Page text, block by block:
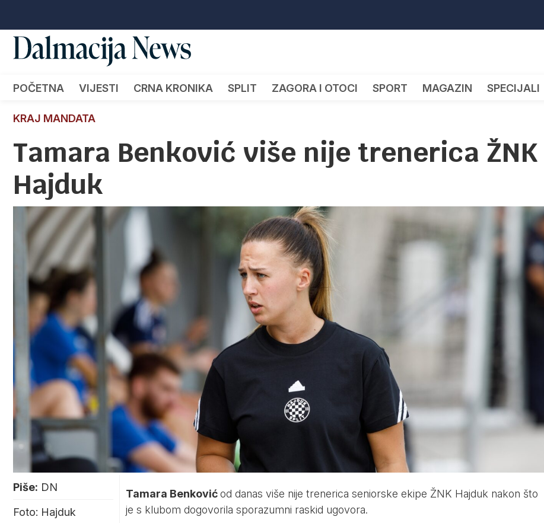
POČETNA VIJESTI CRNA KRONIKA SPLIT ZAGORA I OTOCI SPORT MAGAZIN SPECIJALI
KRAJ MANDATA
Tamara Benković više nije trenerica ŽNK
Hajduk
Piše: DN
Foto: Hajduk
Tamara Benkovićod danas više nije trenerica seniorske ekipe ŽNK Hajduk nakon što
je s klubom dogovorila sporazumni raskid ugovora.